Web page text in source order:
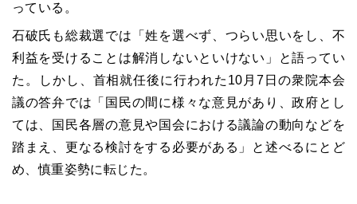
っている。
石破氏も総裁選では「姓を選べず、つらい思いをし、不
利益を受けることは解消しないといけない」と語ってい
た。しかし、首相就任後に行われた10月7日の衆院本会
議の答弁では「国民の間に様々な意見があり、政府とし
ては、国民各層の意見や国会における議論の動向などを
踏まえ、更なる検討をする必要がある」と述べるにとど
め、慎重姿勢に転じた。